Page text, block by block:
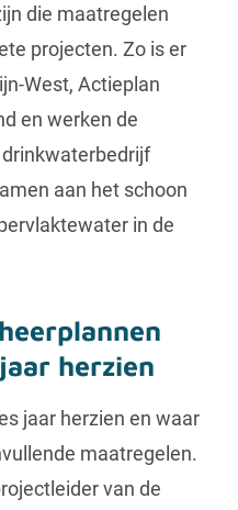
die maatregelen
projecten. Zo is er
West, Actieplan
en werken de
aan het schoon
in de
herzien
jaar herzien en waar
maatregelen.
van de